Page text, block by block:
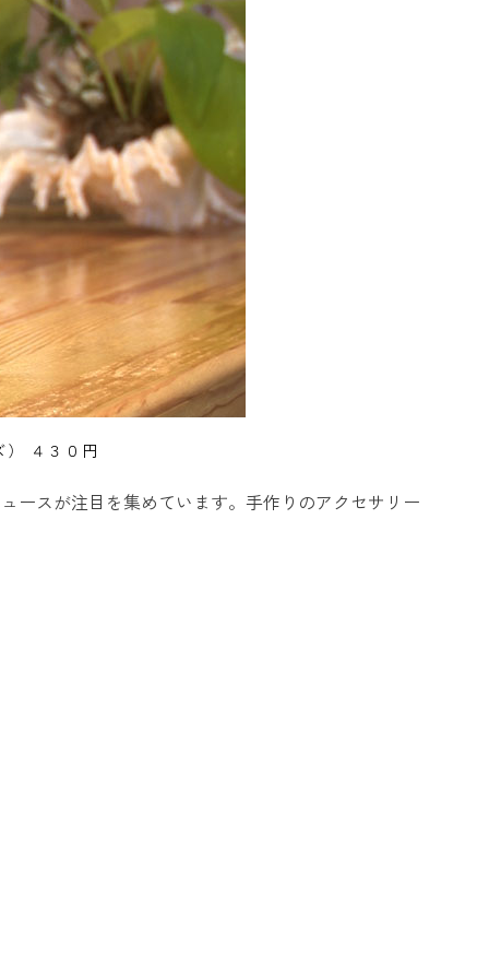
） ４３０円
ースが注目を集めています。手作りのアクセサリー